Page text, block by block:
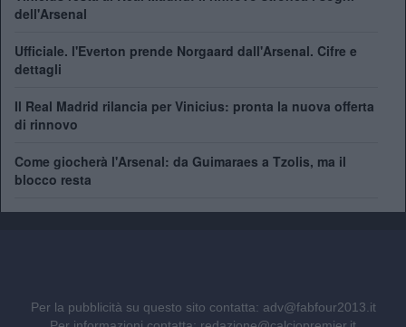
dell'Arsenal
Ufficiale. l'Everton prende Norgaard dall'Arsenal. Cifre e
dettagli
Il Real Madrid rilancia per Vinicius: pronta la nuova offerta
di rinnovo
Come giocherà l'Arsenal: da Guimaraes a Tzolis, ma il
blocco resta
Per la pubblicità su questo sito contatta: adv@fabfour2013.it